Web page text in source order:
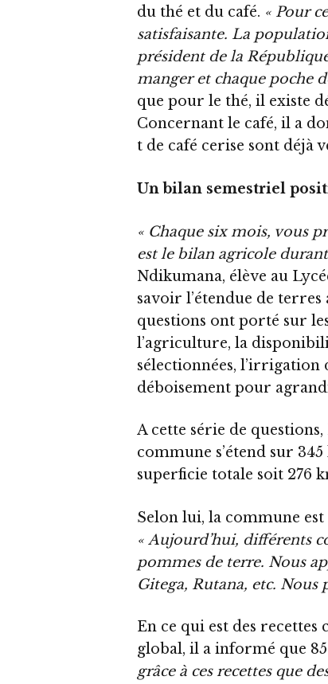
du thé et du café. « Pour
satisfaisante. La
président de la
manger et chaque poche
que pour le thé, il existe
Concernant le café, il a
t de café cerise sont déjà
Un bilan semestriel
« Chaque six mois, vous
est le bilan agricole
Ndikumana, élève au
savoir l’étendue de terres
questions ont porté sur
l’agriculture, la
sélectionnées, l’irrigation
déboisement pour
A cette série de
commune s’étend sur
superficie totale soit 276
Selon lui, la commune
« Aujourd’hui, différents
pommes de terre. Nous
Gitega, Rutana, etc. Nous
En ce qui est des
global, il a informé que
grâce à ces recettes que